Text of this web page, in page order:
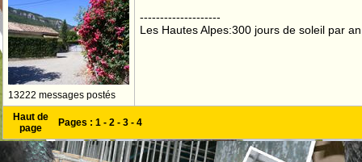
13222 messages postés
--------------------
Les Hautes Alpes:300 jours de soleil par an
Haut de
page
Pages : 1 - 2 - 3 - 4